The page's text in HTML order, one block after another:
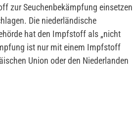
zur Seuchenbekämpfung einsetzen
Die niederländische
hat den Impfstoff als „nicht
ist nur mit einem Impfstoff
Union oder den Niederlanden